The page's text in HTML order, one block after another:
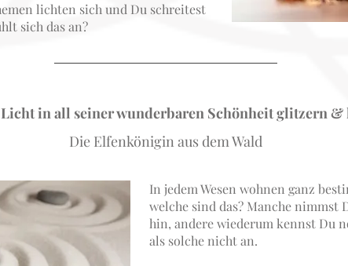
lichten sich und Du schreitest
sich das an?
Licht in all seiner wunderbaren Schönheit glitzern &
Die Elfenkönigin aus dem Wald
In jedem Wesen wohnen ganz
welche sind das? Manche nimmst
hin, andere wiederum kennst Du
als solche nicht an.